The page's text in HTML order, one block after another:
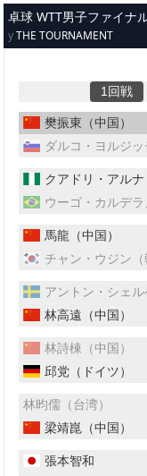
メインコンテンツへス
卓球 WTT男子ファイナ
yTHE TOURNAMENT
1回戦
樊振東（中国）
ダルコ・ヨルジッ
クアドリ・アルナ
ウーゴ・カルデラ
馬龍（中国）
チャン・ウジン（
アントン・シェ
林高遠（中国）
林詩棟（中国）
邱党（ドイツ）
林昀儒（台湾）
梁靖崑（中国）
張本智和